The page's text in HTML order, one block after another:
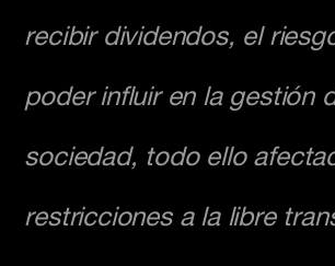
recibir dividendos, el
poder influir en la gestión
sociedad, todo ello
restricciones a la libre